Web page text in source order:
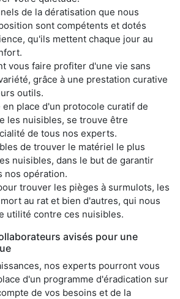
de la dératisation que nous
sont compétents et dotés
qu'ils mettent chaque jour au
vous faire profiter d'une vie sans
grâce à une prestation curative
outils.
en place d'un protocole curatif de
les nuisibles, se trouve être
de tous nos experts.
de trouver le matériel le plus
nuisibles, dans le but de garantir
nos opération.
trouver les pièges à surmulots, les
au rat et bien d'autres, qui nous
utilité contre ces nuisibles.
avisés pour une
nos experts pourront vous
d'un programme d'éradication sur
de vos besoins et de la